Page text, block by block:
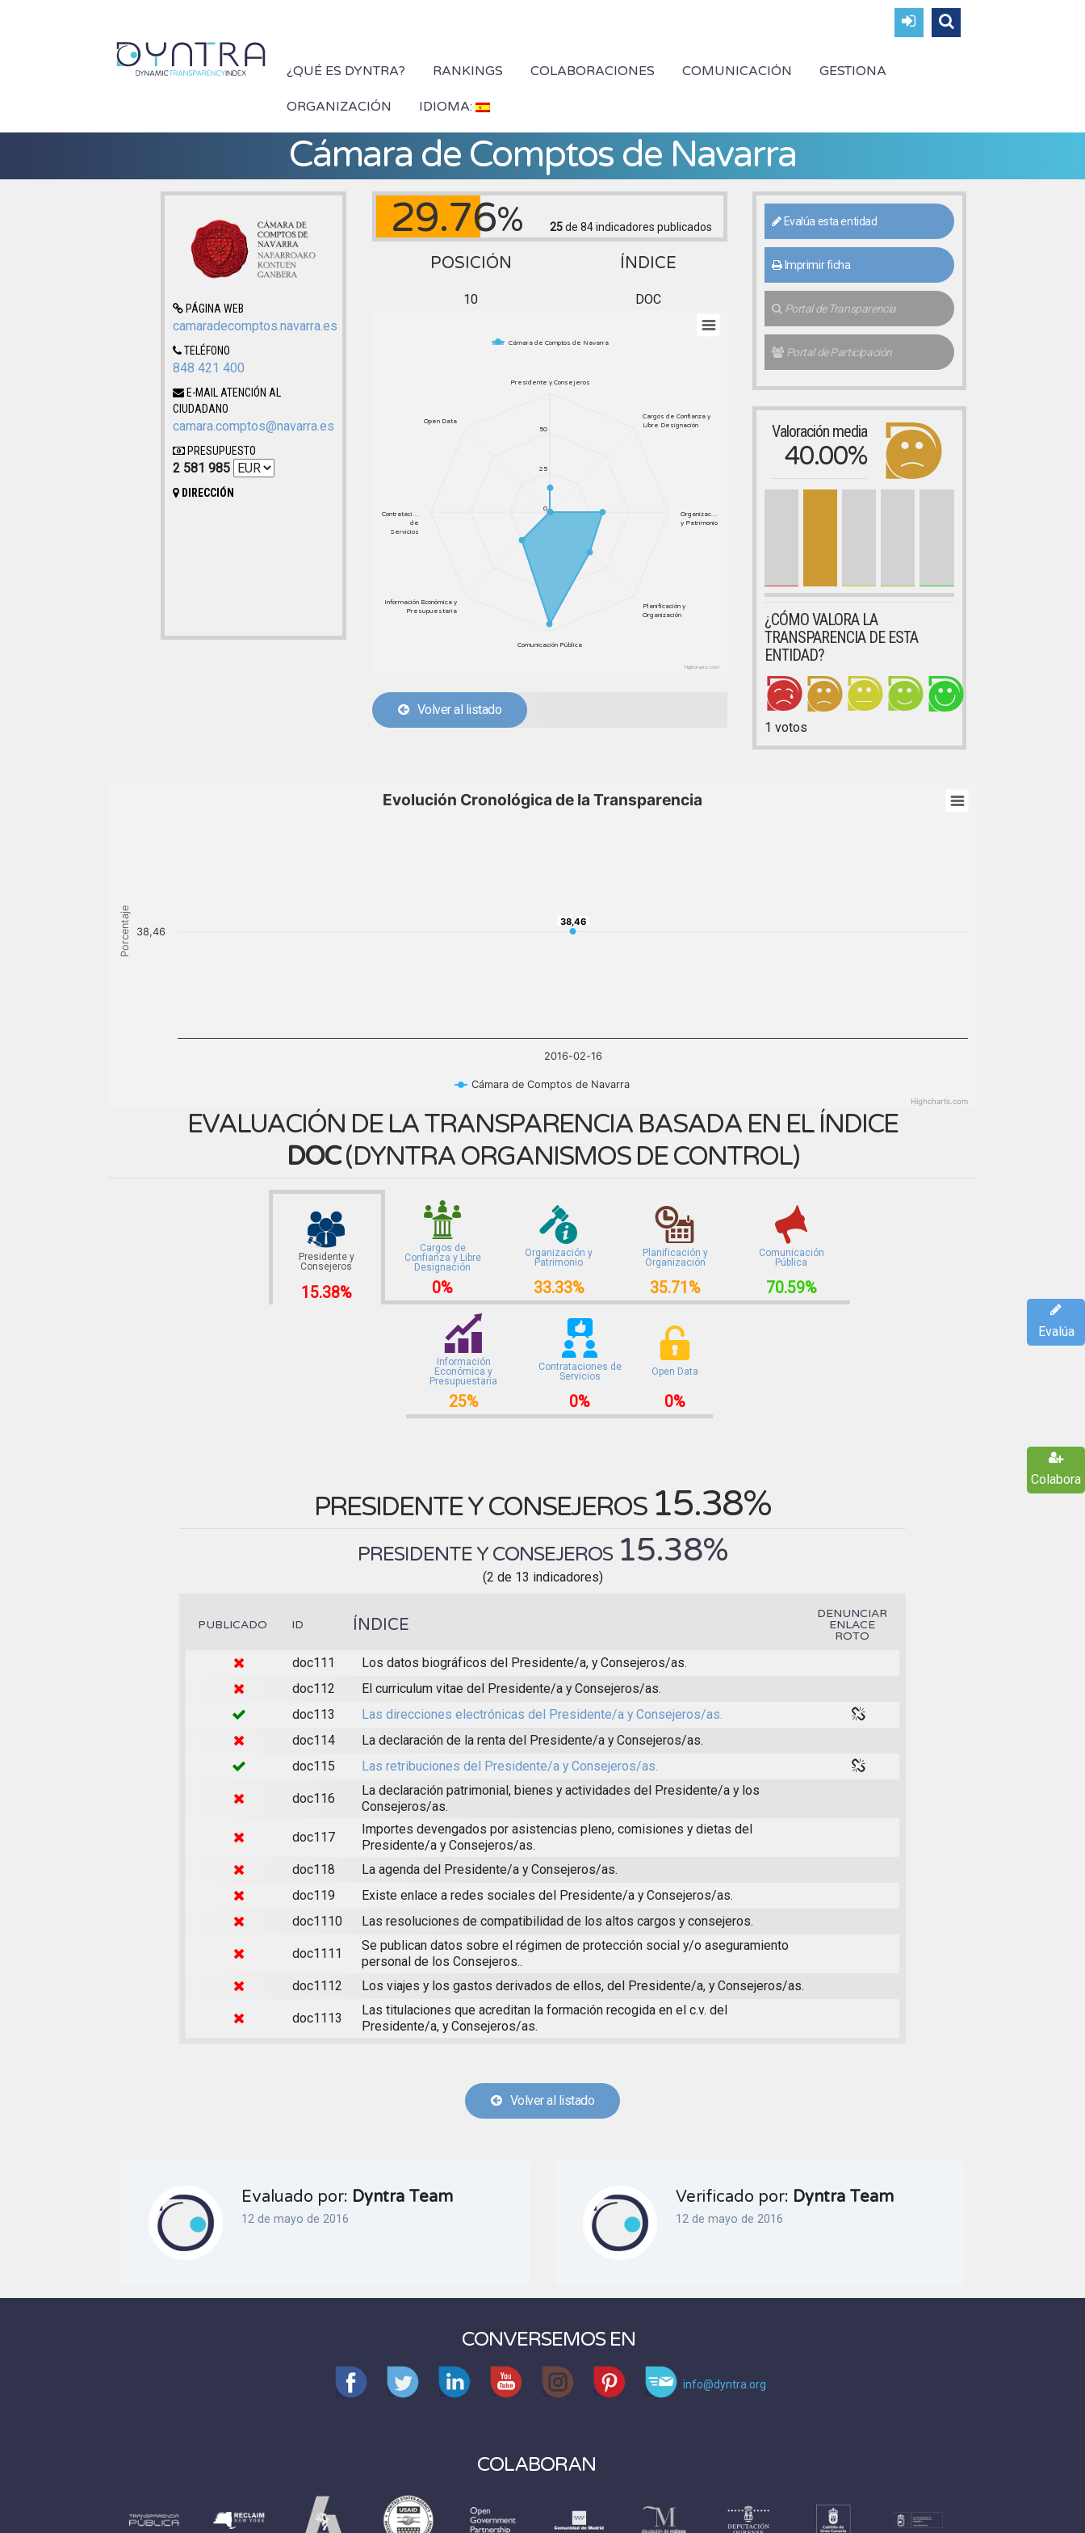
¿QUÉ ES DYNTRA? RANKINGS COLABORACIONES COMUNICACIÓN GESTIONA
ORGANIZACIÓN IDIOMA:
Cámara de Comptos de Navarra
PÁGINA WEB
camaradecomptos.navarra.es
TELÉFONO
848 421 400
E-MAIL ATENCIÓN AL
CIUDADANO
camara.comptos@navarra.es
PRESUPUESTO
2 581 985
DIRECCIÓN
29.76% 25de 84indicadores publicados
POSICIÓN ÍNDICE
10 DOC
Cámara de Comptos de Navarra
Presidente y Consejeros
Cargos de Confianza y
Libre Designación
Organizac…
y Patrimonio
Planificación y
Organización
Comunicación Pública
Información Económica y
Presupuestaria
Contrataci…
de
Servicios
Open Data
0
25
50
Highcharts.com
Volver al listado
Evalúa esta entidad
Imprimir ficha
Portal de Transparencia
Portal de Participación
Valoración media
40.00%
¿CÓMO VALORA LA
TRANSPARENCIA DE ESTA
ENTIDAD?
1 votos
Porcentaje
Evolución Cronológica de la Transparencia
38,46
38,46
Cámara de Comptos de Navarra
2016-02-16
38,46
Highcharts.com
EVALUACIÓN DE LA TRANSPARENCIA BASADA EN EL ÍNDICE
DOC(DYNTRA ORGANISMOS DE CONTROL)
Presidente y
Consejeros
15.38%
Cargos de
Confianza y Libre
Designación
0%
Organización y
Patrimonio
33.33%
Planificación y
Organización
35.71%
Comunicación
Pública
70.59%
Información
Económica y
Presupuestaria
25%
Contrataciones de
Servicios
0%
Open Data
0%
PRESIDENTE Y CONSEJEROS 15.38%
PRESIDENTE Y CONSEJEROS 15.38%
(2 de 13 indicadores)
PUBLICADO ID ÍNDICE
DENUNCIAR
ENLACE
ROTO
doc111
Los datos biográficos del Presidente/a, y Consejeros/as.
doc112
El curriculum vitae del Presidente/a y Consejeros/as.
doc113
Las direcciones electrónicas del Presidente/a y Consejeros/as.
doc114
La declaración de la renta del Presidente/a y Consejeros/as.
doc115
Las retribuciones del Presidente/a y Consejeros/as.
doc116
La declaración patrimonial, bienes y actividades del Presidente/a y los
Consejeros/as.
doc117
Importes devengados por asistencias pleno, comisiones y dietas del
Presidente/a y Consejeros/as.
doc118
La agenda del Presidente/a y Consejeros/as.
doc119
Existe enlace a redes sociales del Presidente/a y Consejeros/as.
doc1110
Las resoluciones de compatibilidad de los altos cargos y consejeros.
doc1111
Se publican datos sobre el régimen de protección social y/o aseguramiento
personal de los Consejeros..
doc1112
Los viajes y los gastos derivados de ellos, del Presidente/a, y Consejeros/as.
doc1113
Las titulaciones que acreditan la formación recogida en el c.v. del
Presidente/a, y Consejeros/as.
Volver al listado
Evaluado por: Dyntra Team
12 de mayo de 2016
Verificado por: Dyntra Team
12 de mayo de 2016
Evalúa
Colabora
CONVERSEMOS EN
info@dyntra.org
COLABORAN